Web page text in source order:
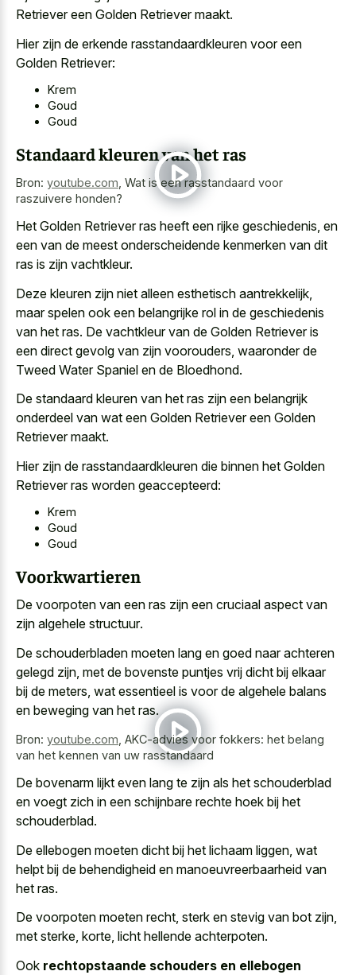
Retriever een Golden Retriever maakt.
Hier zijn de erkende rasstandaardkleuren voor een
Golden Retriever:
Krem
Goud
Goud
Standaard kleuren van het ras
Bron: youtube.com Wat is een rasstandaard voor
raszuivere honden?
Het Golden Retriever ras heeft een rijke geschiedenis, en
een van de meest onderscheidende kenmerken van dit
ras is zijn vachtkleur.
Deze kleuren zijn niet alleen esthetisch aantrekkelijk,
maar spelen ook een belangrijke rol in de geschiedenis
van het ras. De vachtkleur van de Golden Retriever is
een direct gevolg van zijn voorouders, waaronder de
Tweed Water Spaniel en de Bloedhond.
De standaard kleuren van het ras zijn een belangrijk
onderdeel van wat een Golden Retriever een Golden
Retriever maakt.
Hier zijn de rasstandaardkleuren die binnen het Golden
Retriever ras worden geaccepteerd:
Krem
Goud
Goud
Voorkwartieren
De voorpoten van een ras zijn een cruciaal aspect van
zijn algehele structuur.
De schouderbladen moeten lang en goed naar achteren
gelegd zijn, met de bovenste puntjes vrij dicht bij elkaar
bij de meters, wat essentieel is voor de algehele balans
en beweging van het ras.
Bron: youtube.com AKC-advies voor fokkers: het belang
van het kennen van uw rasstandaard
De bovenarm lijkt even lang te zijn als het schouderblad
en voegt zich in een schijnbare rechte hoek bij het
schouderblad.
De ellebogen moeten dicht bij het lichaam liggen, wat
helpt bij de behendigheid en manoeuvreerbaarheid van
het ras.
De voorpoten moeten recht, sterk en stevig van bot zijn,
met sterke, korte, licht hellende achterpoten.
Ook rechtopstaande schouders en ellebogen